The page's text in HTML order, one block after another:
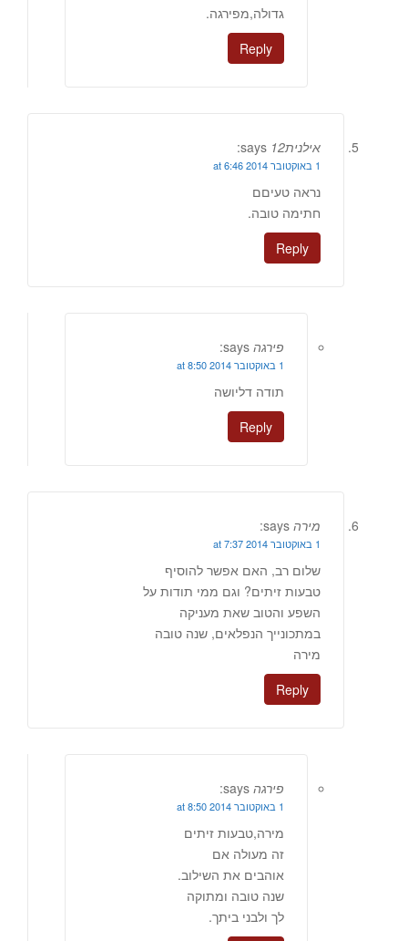
גדולה,מפירגה.
Reply
אילנית12 says:
1 באוקטובר 2014 at 6:46
נראה טעיםם
חתימה טובה.
Reply
פירגה says:
1 באוקטובר 2014 at 8:50
תודה דליושה
Reply
מירה says:
1 באוקטובר 2014 at 7:37
שלום רב, האם אפשר להוסיף
טבעות זיתים? וגם ממי תודות על
השפע והטוב שאת מעניקה
במתכונייך הנפלאים, שנה טובה
מירה
Reply
פירגה says:
1 באוקטובר 2014 at 8:50
מירה,טבעות זיתים
זה מעולה אם
אוהבים את השילוב.
שנה טובה ומתוקה
לך ולבני ביתך.